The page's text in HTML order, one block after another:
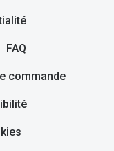
FAQ
commande